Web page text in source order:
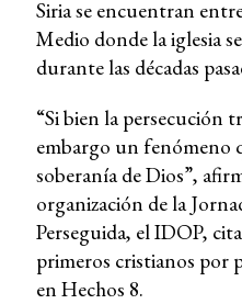
Siria se encuentran
Medio donde la iglesia
durante las décadas
“Si bien la persecución
embargo un fenómeno
soberanía de Dios”,
organización de la
Perseguida, el IDOP,
primeros cristianos por
en Hechos 8.